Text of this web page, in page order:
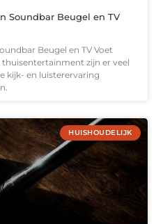
Soundbar Beugel en TV
Beugel en TV Voet
zijn er veel
kijk- en luisterervaring
HUISHOUDELIJK